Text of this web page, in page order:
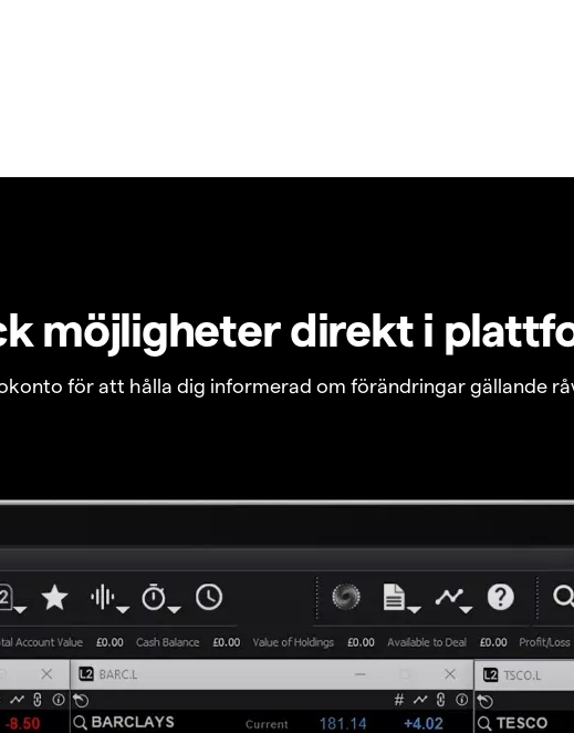
möjligheter direkt i
för att hålla dig informerad om förändringar gällande